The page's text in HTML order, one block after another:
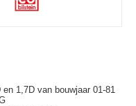
1,7D van bouwjaar 01-81